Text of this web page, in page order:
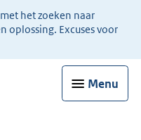
het zoeken naar
oplossing. Excuses voor
Menu